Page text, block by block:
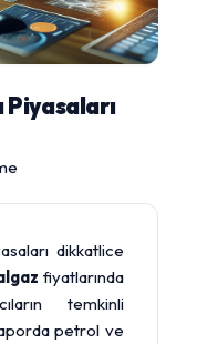
dikkatlice
fiyatlarında
temkinli
petrol ve